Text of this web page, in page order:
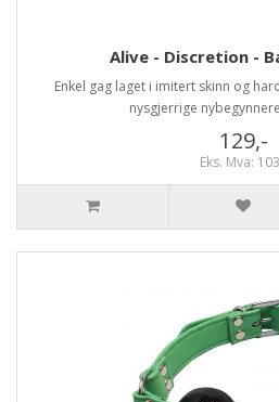
Alive - Discretion -
Enkel gag laget i imitert skinn og
nysgjerrige
129,-
Eks. Mva: